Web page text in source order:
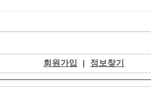
회원가입 | 정보찾기